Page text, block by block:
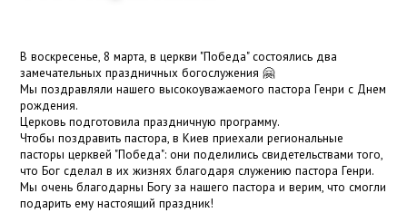
В воскресенье, 8 марта, в церкви "Победа" состоялись два
замечательных праздничных богослужения 🤗
Мы поздравляли нашего высокоуважаемого пастора Генри с Днем
рождения.
Церковь подготовила праздничную программу.
Чтобы поздравить пастора, в Киев приехали региональные
пасторы церквей "Победа": они поделились свидетельствами того,
что Бог сделал в их жизнях благодаря служению пастора Генри.
Мы очень благодарны Богу за нашего пастора и верим, что смогли
подарить ему настоящий праздник!